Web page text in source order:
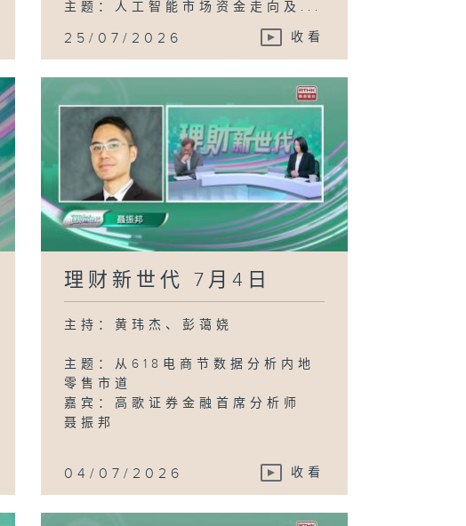
主题：人工智能市场资金走向及...
25/07/2026 收看
理财新世代 7月4日
主持：黄玮杰、彭蔼娆
主题：从618电商节数据分析内地
零售市道
嘉宾：高歌证券金融首席分析师
聂振邦
04/07/2026 收看